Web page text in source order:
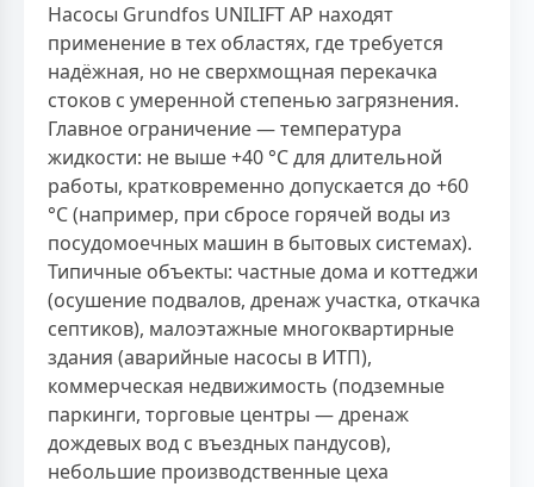
Насосы Grundfos UNILIFT AP находят
применение в тех областях, где требуется
надёжная, но не сверхмощная перекачка
стоков с умеренной степенью загрязнения.
Главное ограничение — температура
жидкости: не выше +40 °C для длительной
работы, кратковременно допускается до +60
°C (например, при сбросе горячей воды из
посудомоечных машин в бытовых системах).
Типичные объекты: частные дома и коттеджи
(осушение подвалов, дренаж участка, откачка
септиков), малоэтажные многоквартирные
здания (аварийные насосы в ИТП),
коммерческая недвижимость (подземные
паркинги, торговые центры — дренаж
дождевых вод с въездных пандусов),
небольшие производственные цеха